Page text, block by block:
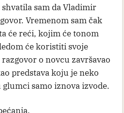
sam da Vladimir
Vremenom sam čak
će reći, kojim će tonom
će koristiti svoje
o novcu završavao
predstava koju je neko
samo iznova izvode.